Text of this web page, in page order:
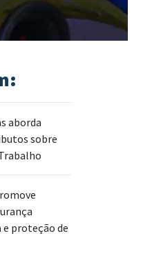
aborda
sobre
proteção de